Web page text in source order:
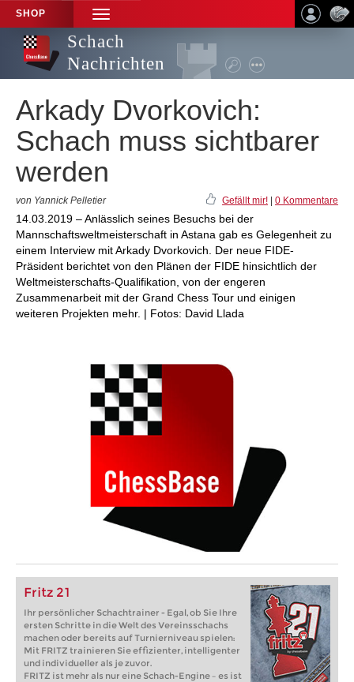
SHOP
TOGGLE
NAVIGATION
Schach
Nachrichten
Arkady Dvorkovich:
Schach muss sichtbarer
werden
von Yannick Pelletier Gefällt mir! 0 Kommentare
14.03.2019 – Anlässlich seines Besuchs bei der
Mannschaftsweltmeisterschaft in Astana gab es Gelegenheit zu
einem Interview mit Arkady Dvorkovich. Der neue FIDE-
Präsident berichtet von den Plänen der FIDE hinsichtlich der
Weltmeisterschafts-Qualifikation, von der engeren
Zusammenarbeit mit der Grand Chess Tour und einigen
weiteren Projekten mehr. | Fotos: David Llada
Fritz 21
Ihr persönlicher Schachtrainer - Egal, ob Sie Ihre
ersten Schritte in die Welt des Vereinsschachs
machen oder bereits auf Turnierniveau spielen:
Mit FRITZ trainieren Sie effizienter, intelligenter
und individueller als je zuvor.
FRITZ ist mehr als nur eine Schach-Engine – es ist